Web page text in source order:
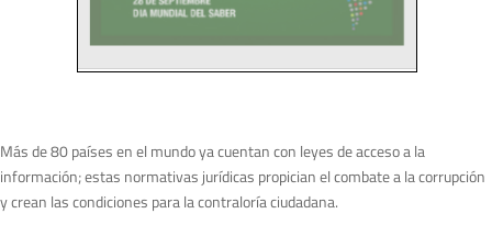
Más de 80 países en el mundo ya cuentan con leyes de acceso a la
información; estas normativas jurídicas propician el combate a la corrupción
y crean las condiciones para la contraloría ciudadana.